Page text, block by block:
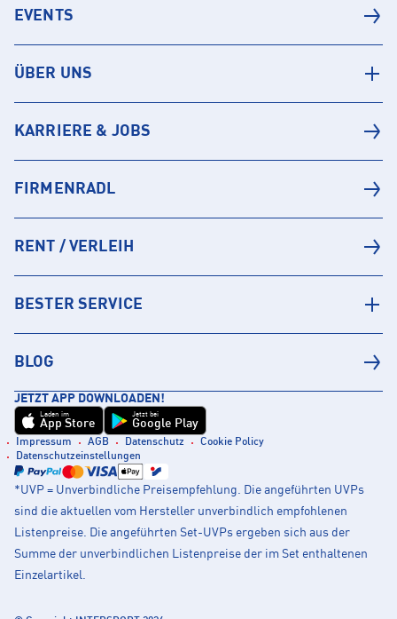
EVENTS
ÜBER UNS
KARRIERE & JOBS
FIRMENRADL
RENT / VERLEIH
BESTER SERVICE
BLOG
JETZT APP DOWNLOADEN!
Laden im
App Store
Jetzt bei
Google Play
Impressum AGB Datenschutz
Cookie Policy
Datenschutzeinstellungen
*UVP = Unverbindliche Preisempfehlung. Die angeführten UVPs
sind die aktuellen vom Hersteller unverbindlich empfohlenen
Listenpreise. Die angeführten Set-UVPs ergeben sich aus der
Summe der unverbindlichen Listenpreise der im Set enthaltenen
Einzelartikel.